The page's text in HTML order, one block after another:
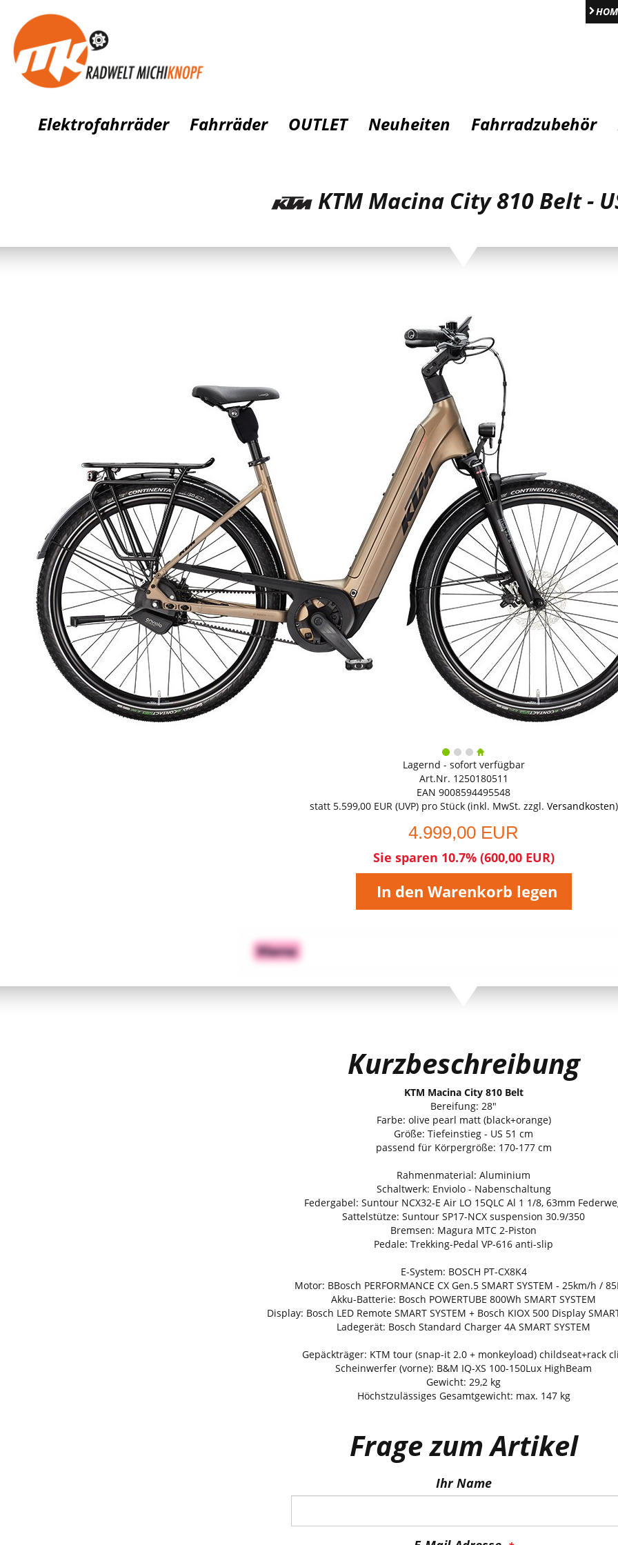
Elektrofahrräder Fahrräder OUTLET Neuheiten Fahrradzubehör
KTM Macina City 810 Belt -
Lagernd - sofort verfügbar
Art.Nr. 1250180511
EAN 9008594495548
statt 5.599,00 EUR(UVP) pro Stück (inkl. MwSt. zzgl. Versandkosten)
4.999,00 EUR
Sie sparen 10.7% (600,00 EUR)
In den Warenkorb legen
KTM Macina City 810 Belt
Bereifung: 28"
Farbe: olive pearl matt (black+orange)
Größe: Tiefeinstieg - US 51 cm
passend für Körpergröße: 170-177 cm
Rahmenmaterial: Aluminium
Schaltwerk: Enviolo - Nabenschaltung
Sattelstütze: Suntour SP17-NCX suspension 30.9/350
Bremsen: Magura MTC 2-Piston
Pedale: Trekking-Pedal VP-616 anti-slip
E-System: BOSCH PT-CX8K4
Motor: BBosch PERFORMANCE CX Gen.5 SMART SYSTEM - 25km/h /
Display: Bosch LED Remote SMART SYSTEM + Bosch KIOX 500 Display
Ladegerät: Bosch Standard Charger 4A SMART SYSTEM
Gepäckträger: KTM tour (snap-it 2.0 + monkeyload) childseat+rack
Scheinwerfer (vorne): B&M IQ-XS 100-150Lux HighBeam
Höchstzulässiges Gesamtgewicht: max. 147 kg
Frage zum Artikel
Ihr Name